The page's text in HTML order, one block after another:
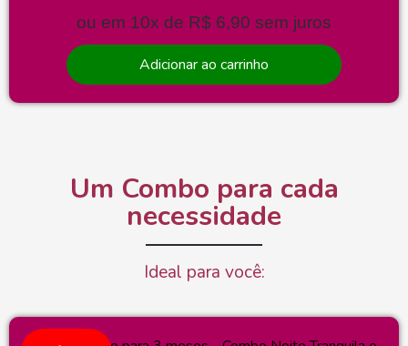
ou em 10x de R$ 6,90 sem juros
Adicionar ao carrinho
Um Combo para cada
necessidade
Ideal para você: